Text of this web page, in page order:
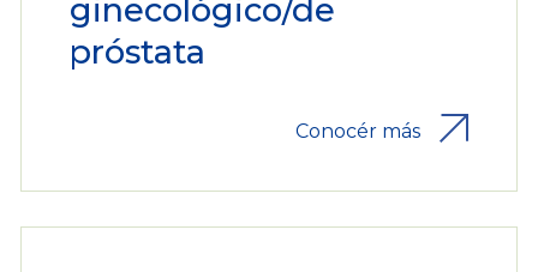
ginecológico/de
próstata
Conocér más